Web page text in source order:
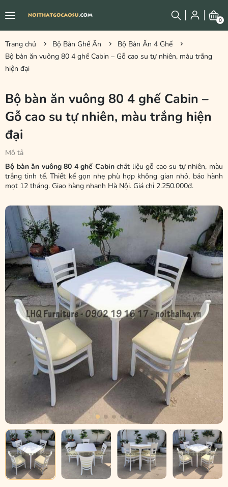
0
Trang chủ Bộ Bàn Ghế Ăn
Bộ Bàn Ăn 4 Ghế
Bộ bàn ăn vuông 80 4 ghế Cabin – Gỗ cao su tự nhiên, màu trắng
hiện đại
Bộ bàn ăn vuông 80 4 ghế Cabin –
Gỗ cao su tự nhiên, màu trắng hiện
đại
Mô tả
Bộ bàn ăn vuông 80 4 ghế Cabinchất liệu gỗ cao su tự nhiên, màu
trắng tinh tế. Thiết kế gọn nhẹ phù hợp không gian nhỏ, bảo hành
mọt 12 tháng. Giao hàng nhanh Hà Nội. Giá chỉ 2.250.000đ.